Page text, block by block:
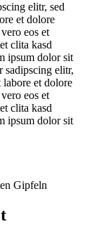
elitr, sed
et dolore
eos et
clita kasd
ipsum dolor sit
sadipscing elitr,
et dolore
eos et
clita kasd
ipsum dolor sit